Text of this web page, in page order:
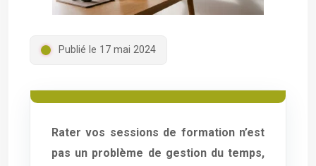
Publié le 17 mai 2024
Rater vos sessions de formation n’est
pas un problème de gestion du temps,